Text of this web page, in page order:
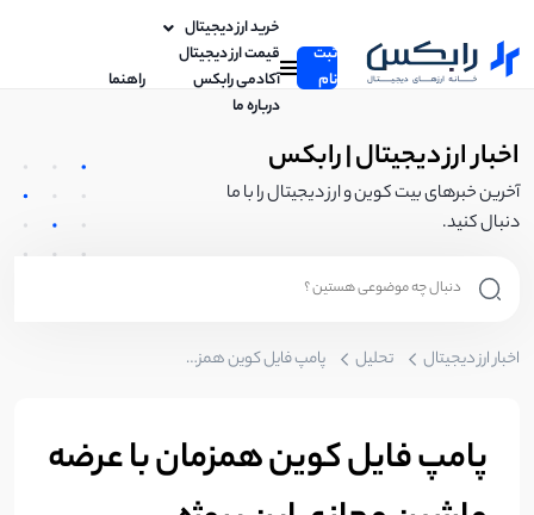
ثبت
نام
خرید ارز دیجیتال
قیمت ارز دیجیتال
آکادمی رابکس
راهنما
درباره ما
اخبار ارز دیجیتال | رابکس
آخرین خبرهای بیت کوین و ارز دیجیتال را با ما
دنبال کنید.
اخبار ارز دیجیتال تحلیل پامپ فایل کوین همزمان با عرضه ماشین مجازی این پروژه
پامپ فایل کوین همزمان با عرضه